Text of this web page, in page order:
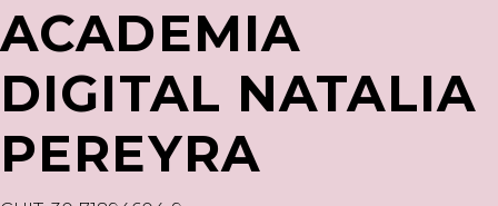
ACADEMIA
DIGITAL NATALIA
PEREYRA